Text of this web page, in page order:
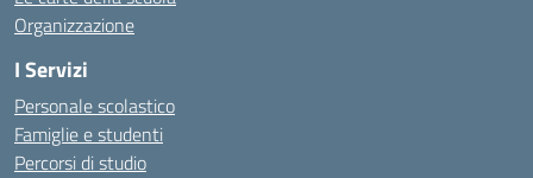
Organizzazione
I Servizi
Personale scolastico
Famiglie e studenti
Percorsi di studio